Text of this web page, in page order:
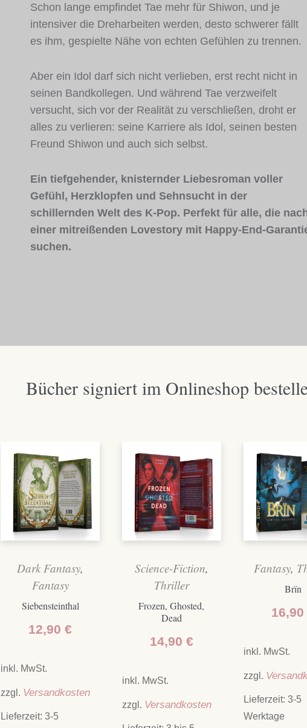
Schon lange empfindet Tae mehr für Shiwon, und je
intensiver die Dreharbeiten werden, desto schwerer fällt
es ihm, gespielte Nähe von echten Gefühlen zu trennen.
Aber ein Idol darf sich nicht verlieben, erst recht nicht in
seinen Bandkollegen. Und während Tae verzweifelt
versucht, sich vor der Realität zu verschließen, droht er
alles zu verlieren: seine Karriere als Idol, seinen besten
Freund Shiwon und auch sich selbst.
Ein tiefgehender, knisternder Liebesroman voller
Gefühl, Herzklopfen und Sehnsucht in der
schillernden Welt des K-Pop. Perfekt für alle, die
einer mitreißenden Lovestory mit Happy-End-
suchen.
Bücher signiert im Onlineshop
Dark Fantasy,
Fantasy
Siebensteinthal
12,90 €
inkl. MwSt.
zzgl. Versandkosten
Lieferzeit:3-5
Science-Fiction,
Thriller
Frozen, Ghosted,
Dead
14,90 €
inkl. MwSt.
zzgl. Versandkosten
Fantasy,
Brïn
16,90
inkl. MwSt.
zzgl.
Lieferzeit:3-5
Werktage